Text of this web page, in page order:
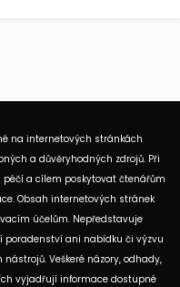
na internetových stránkách
a důvěryhodných zdrojů. Při
a cílem poskytovat čtenářům
Obsah internetových stránek
účelům. Nepředstavuje
ani nabídku či výzvu
Veškeré názory, odhady,
vyjadřují informace dostupné